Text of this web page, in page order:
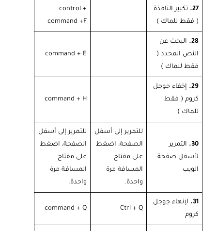
27.
تكبير النافذة
( فقط للماك )
control +
command +F
28.
البحث عن
النص المحدد (
فقط للماك )
command + E
29.
إخفاء جوجل
كروم ( فقط
للماك )
command + H
30.
التمرير
لأسفل صفحة
الويب
للتمرير إلى أسفل
الصفحة، اضغط
على مفتاح
المسافة مرة
واحدة.
للتمرير إلى أسفل
الصفحة، اضغط
على مفتاح
المسافة مرة
واحدة.
31.
لإنهاء جوجل
كروم
Ctrl + Q
command + Q